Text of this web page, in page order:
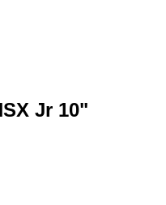
Jr 10"